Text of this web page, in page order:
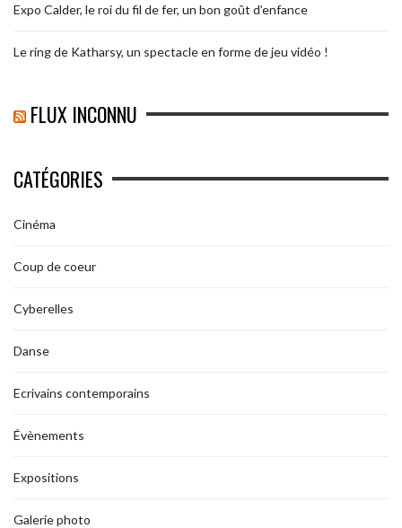
Expo Calder, le roi du fil de fer, un bon goût d’enfance
Le ring de Katharsy, un spectacle en forme de jeu vidéo !
FLUX INCONNU
CATÉGORIES
Cinéma
Coup de coeur
Cyberelles
Danse
Ecrivains contemporains
Évènements
Expositions
Galerie photo